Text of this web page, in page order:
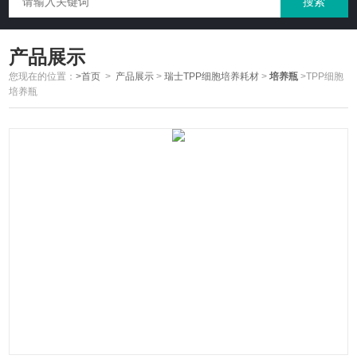
产品展示
您现在的位置：>首页 > 产品展示 >瑞士TPP细胞培养耗材 >培养瓶 >TPP细胞
培养瓶